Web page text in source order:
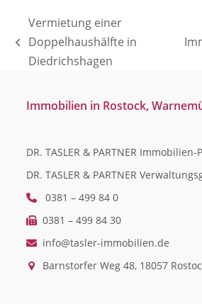
vorheriger
Beitrag:
Vermietung einer
Doppelhaushälfte in
Diedrichshagen
Immobilien in Rostock,
DR. TASLER & PARTNER
DR. TASLER & PARTNER
0381 – 499 84 0
0381 – 499 84 30
info@tasler-immobilien.de
Barnstorfer Weg 48, 18057